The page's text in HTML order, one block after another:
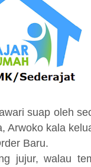
suap oleh
Arwoko kala
Baru.
jujur, walau